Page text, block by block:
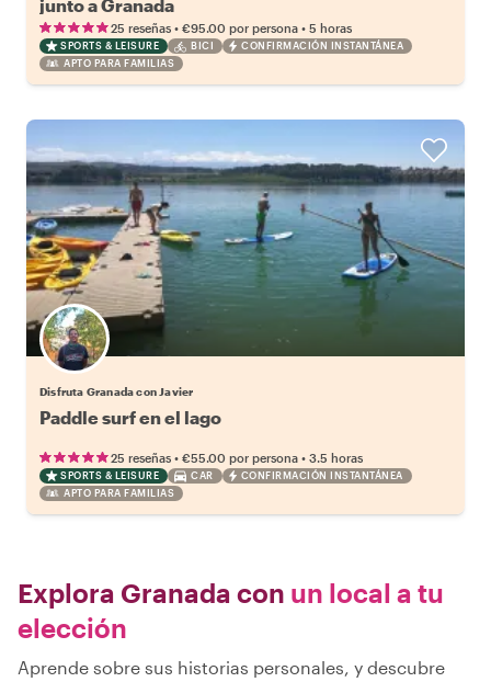
junto a Granada
25 reseñas • €95.00 por persona • 5 horas
SPORTS & LEISURE BICI
CONFIRMACIÓN INSTANTÁNEA
APTO PARA FAMILIAS
Disfruta Granada con Javier
Paddle surf en el lago
25 reseñas • €55.00 por persona • 3.5 horas
SPORTS & LEISURE CAR
CONFIRMACIÓN INSTANTÁNEA
APTO PARA FAMILIAS
Explora Granada con un local a tu
elección
Aprende sobre sus historias personales, y descubre